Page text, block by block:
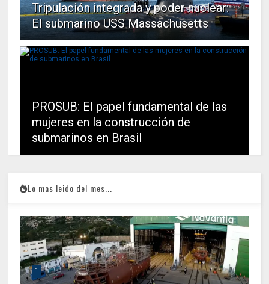
Tripulación integrada y poder nuclear:
El submarino USS Massachusetts
PROSUB: El papel fundamental de las
mujeres en la construcción de
submarinos en Brasil
Lo mas leido del mes...
1